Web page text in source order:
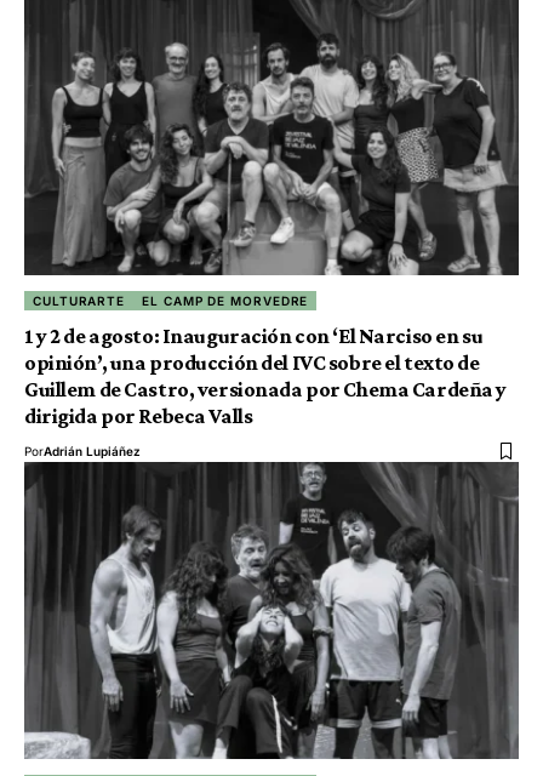
CULTURARTE EL CAMP DE MORVEDRE
1 y 2 de agosto: Inauguración con ‘El Narciso en su
opinión’, una producción del IVC sobre el texto de
Guillem de Castro, versionada por Chema Cardeña y
dirigida por Rebeca Valls
PorAdrián Lupiáñez